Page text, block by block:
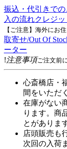
振込・代引きで
入の流れクレジ
【ご注意】海外にお
取寄せ/Out Of
ーター
!注意事項ご注文前
心斎橋店・
間をいただ
在庫がない
ります。商
とがありま
店頭販売も
次回の入荷